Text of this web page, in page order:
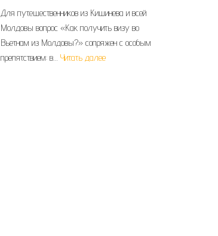
Для путешественников из Кишинева и всей
Молдовы вопрос «Как получить визу во
Вьетнам из Молдовы?» сопряжен с особым
препятствием: в… Читать далее